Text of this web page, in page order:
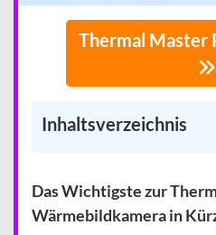
Thermal Master
Inhaltsverzeichnis
Das Wichtigste zur
Wärmebildkamera in